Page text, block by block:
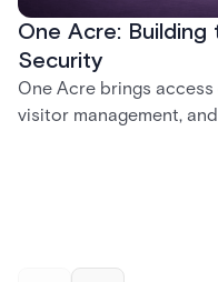
One Acre:
Security
One Acre brings
visitor management,